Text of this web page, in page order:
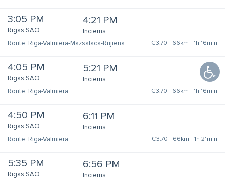
3:05 PM
Rīgas SAO
4:21 PM
Inciems
Rīga-Valmiera-Mazsalaca-Rūjiena
€3.70 66km 1h 16min
4:05 PM
Rīgas SAO
5:21 PM
Inciems
Rīga-Valmiera
€3.70 66km 1h 16min
4:50 PM
Rīgas SAO
6:11 PM
Inciems
Rīga-Valmiera
€3.70 66km 1h 21min
5:35 PM
Rīgas SAO
6:56 PM
Inciems